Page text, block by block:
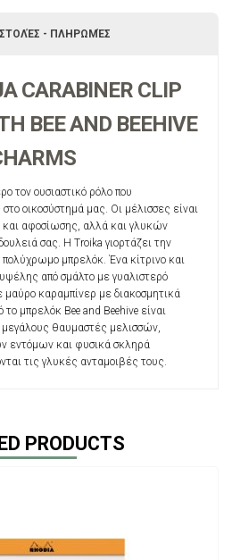
- ΠΛΗΡΩΜΈΣ
CARABINER CLIP
BEE AND BEEHIVE
τον ουσιαστικό ρόλο που
οικοσύστημά μας. Οι μέλισσες είναι
αφοσίωσης, αλλά και γλυκών
σας. Η Troika γιορτάζει την
μπρελόκ. Ένα κίτρινο και
από σμάλτο με γυαλιστερό
μαύρο καραμπίνερ με διακοσμητικά
μπρελόκ Bee and Beehive είναι
μεγάλους θαυμαστές μελισσών,
εντόμων και φυσικά σκληρά
τις γλυκές ανταμοιβές τους.
PRODUCTS